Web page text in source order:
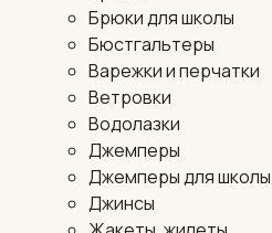
Брюки для школы
Бюстгальтеры
Варежки и перчатки
Ветровки
Водолазки
Джемперы
Джемперы для школы
Джинсы